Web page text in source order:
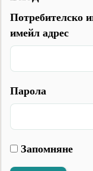
Потребителско
имейл адрес
Парола
Запомняне